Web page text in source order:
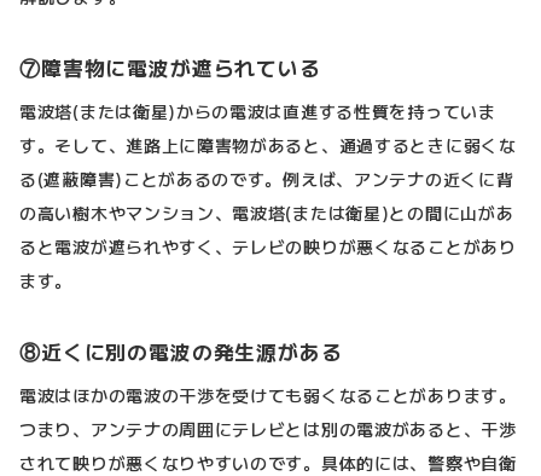
⑦障害物に電波が遮られている
電波塔(または衛星)からの電波は直進する性質を持っていま
す。そして、進路上に障害物があると、通過するときに弱くな
る(遮蔽障害)ことがあるのです。例えば、アンテナの近くに背
の高い樹木やマンション、電波塔(または衛星)との間に山があ
ると電波が遮られやすく、テレビの映りが悪くなることがあり
ます。
⑧近くに別の電波の発生源がある
電波はほかの電波の干渉を受けても弱くなることがあります。
つまり、アンテナの周囲にテレビとは別の電波があると、干渉
されて映りが悪くなりやすいのです。具体的には、警察や自衛